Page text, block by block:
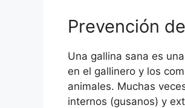
Prevención
Una gallina sana es
en el gallinero y los
animales. Muchas
internos (gusanos) y